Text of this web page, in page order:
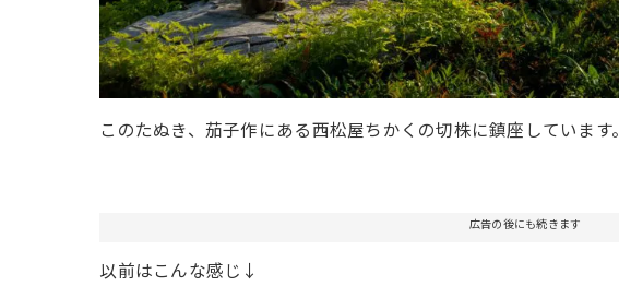
このたぬき、茄子作にある西松屋ちかくの切株に鎮座しています。
広告の後にも続きます
以前はこんな感じ↓